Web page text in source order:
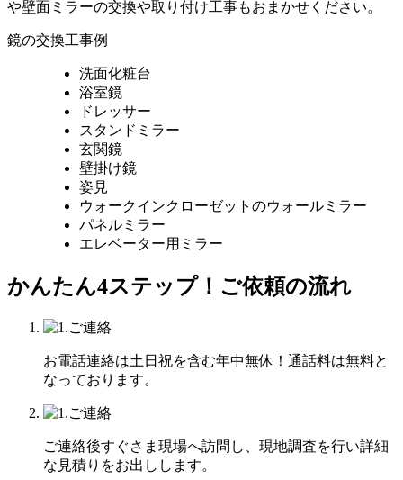
や壁面ミラーの交換や取り付け工事もおまかせください。
鏡の交換工事例
洗面化粧台
浴室鏡
ドレッサー
スタンドミラー
玄関鏡
壁掛け鏡
姿見
ウォークインクローゼットのウォールミラー
パネルミラー
エレベーター用ミラー
かんたん4ステップ！ ご依頼の流れ
お電話連絡は土日祝を含む年中無休！通話料は無料と
なっております。
ご連絡後すぐさま現場へ訪問し、現地調査を行い詳細
な見積りをお出しします。